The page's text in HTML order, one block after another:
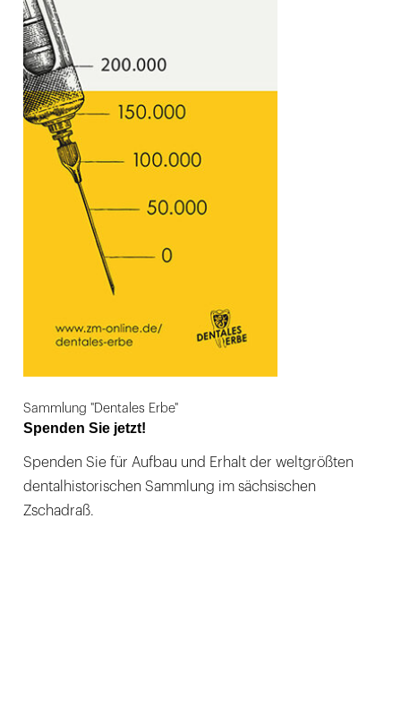
Sammlung "Dentales Erbe"
Spenden Sie jetzt!
Spenden Sie für Aufbau und Erhalt der weltgrößten
dentalhistorischen Sammlung im sächsischen
Zschadraß.